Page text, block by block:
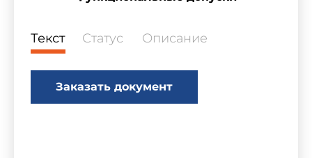
Текст Статус Описание
Заказать документ